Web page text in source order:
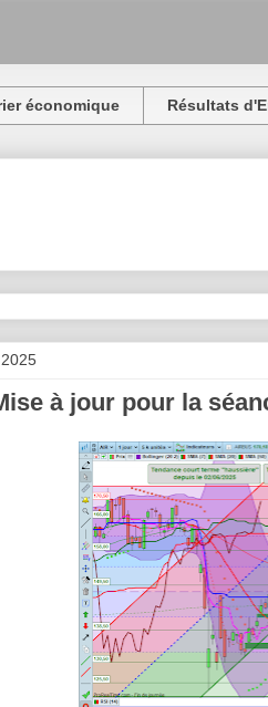
économique Résultats
à jour pour la